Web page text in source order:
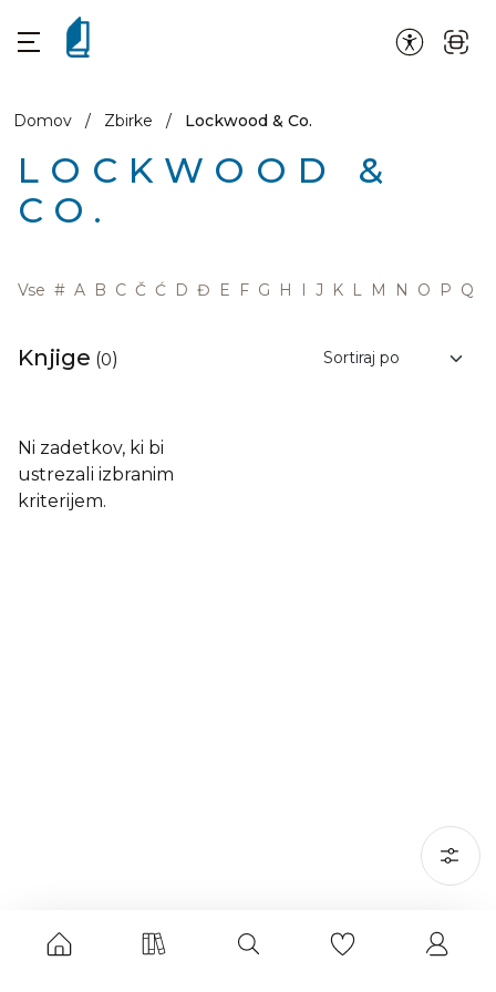
Domov / Zbirke / Lockwood & Co.
LOCKWOOD &
CO.
Vse # A B C Č Ć D Đ E F G H I J K L M N O P Q
Knjige (0)
Ni zadetkov, ki bi
ustrezali izbranim
kriterijem.